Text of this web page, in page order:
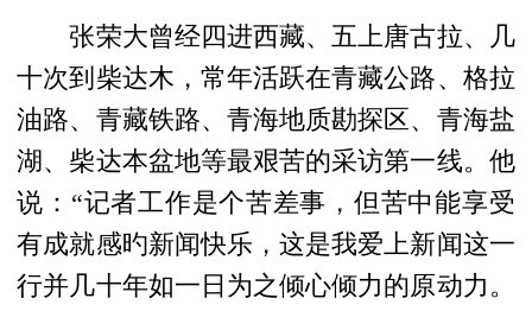
张荣大曾经四进西藏、五上唐古拉、几
十次到柴达木，常年活跃在青藏公路、格拉
油路、青藏铁路、青海地质勘探区、青海盐
湖、柴达本盆地等最艰苦的采访第一线。他
说：“记者工作是个苦差事，但苦中能享受
有成就感旳新闻快乐，这是我爱上新闻这一
行并几十年如一日为之倾心倾力的原动力。